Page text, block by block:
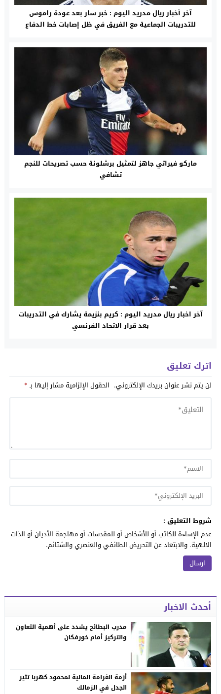
آخر أخبار ريال مدريد اليوم : خبر سار بعد عودة راموس
للتدريبات الجماعية مع الفريق في ظل إصابات خط الدفاع
ماركو فيراتي جاهز لتمثيل برشلونة حسب تصريحات للنجم
تشافي
آخر اخبار ريال مدريد اليوم : كريم بنزيمة يشارك في التدريبات
بعد قرار الاتحاد الفرنسي
اترك تعليق
لن يتم نشر عنوان بريدك الإلكتروني. الحقول الإلزامية مشار إليها بـ*
شروط التعليق :
عدم الإساءة للكاتب أو للأشخاص أو للمقدسات أو مهاجمة الأديان أو الذات
الالهية. والابتعاد عن التحريض الطائفي والعنصري والشتائم.
أحدث الاخبار
مدرب البطائح يشدد على أهمية التعاون
والتركيز أمام خورفكان
أزمة الغرامة المالية لمحمود كهربا تثير
الجدل في الزمالك